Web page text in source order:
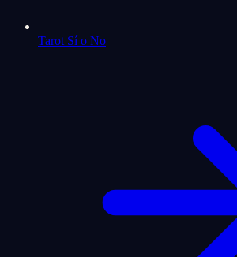
Tarot Sí o No